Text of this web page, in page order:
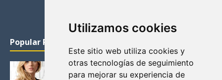
Utilizamos cookies
Este sitio web utiliza cookies y
otras tecnologías de seguimiento
para mejorar su experiencia de
Popular Posts
KATHERYN WINNICK: LA ACTRIZ MAS GUAPA DE
VIKINGOS